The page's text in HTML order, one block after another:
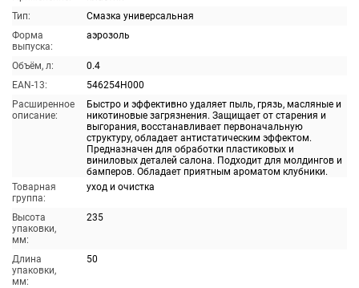
Тип:
Смазка универсальная
Форма
выпуска:
аэрозоль
Объём, л:
0.4
EAN-13:
546254H000
Расширенное
описание:
Быстро и эффективно удаляет пыль, грязь, масляные и
никотиновые загрязнения. Защищает от старения и
выгорания, восстанавливает первоначальную
структуру, обладает антистатическим эффектом.
Предназначен для обработки пластиковых и
виниловых деталей салона. Подходит для молдингов и
бамперов. Обладает приятным ароматом клубники.
Товарная
группа:
уход и очистка
Высота
упаковки,
мм:
235
Длина
упаковки,
мм:
50